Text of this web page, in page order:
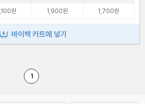
원 1,900원 1,700원
바이백 카트에 넣기
1